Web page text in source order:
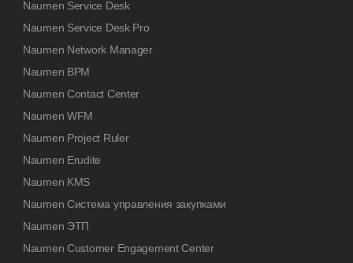
Naumen Service Desk
Naumen Service Desk Pro
Naumen Network Manager
Naumen BPM
Naumen Contact Center
Naumen WFM
Naumen Project Ruler
Naumen Erudite
Naumen KMS
Naumen Система управления закупками
Naumen ЭТП
Naumen Customer Engagement Center